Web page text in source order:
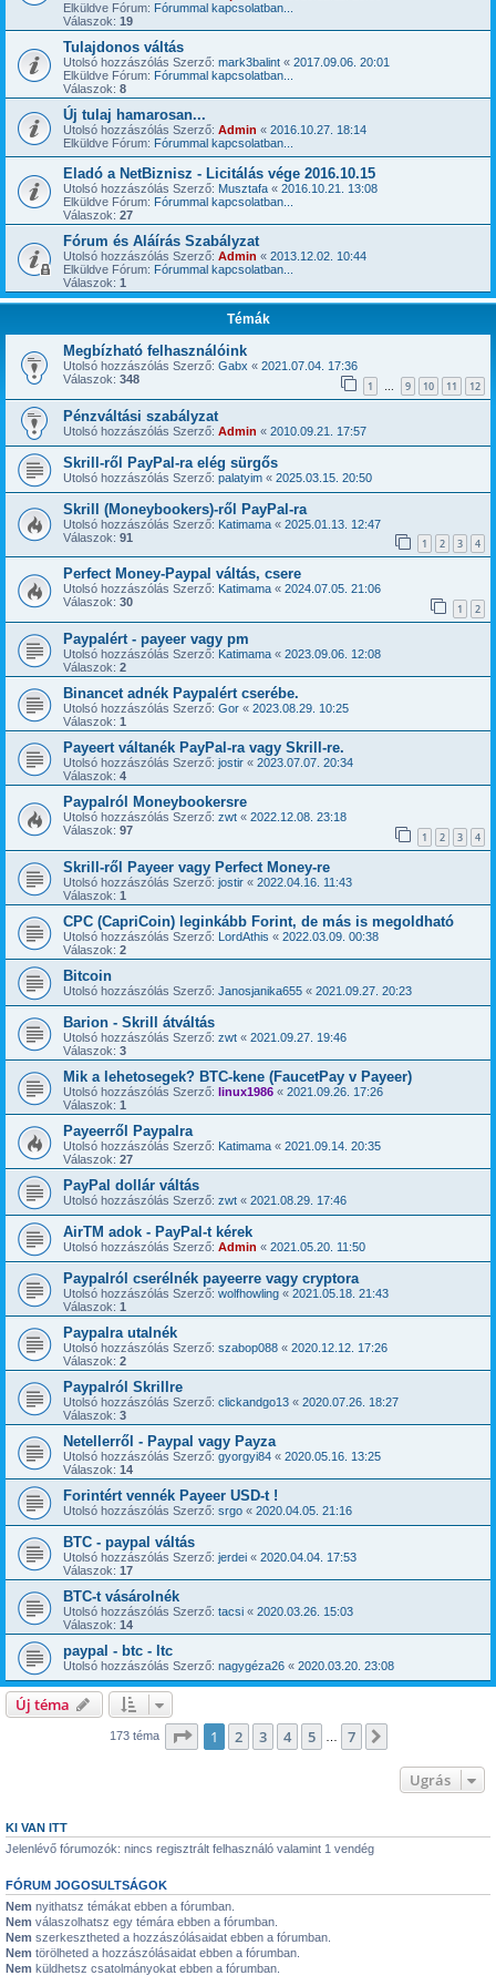
Elküldve Fórum: Fórummal kapcsolatban...
Válaszok: 19
Tulajdonos váltás
Utolsó hozzászólás Szerző: mark3balint « 2017.09.06. 20:01
Elküldve Fórum: Fórummal kapcsolatban...
Válaszok: 8
Új tulaj hamarosan...
Utolsó hozzászólás Szerző: Admin « 2016.10.27. 18:14
Elküldve Fórum: Fórummal kapcsolatban...
Eladó a NetBiznisz - Licitálás vége 2016.10.15
Utolsó hozzászólás Szerző: Musztafa « 2016.10.21. 13:08
Elküldve Fórum: Fórummal kapcsolatban...
Válaszok: 27
Fórum és Aláírás Szabályzat
Utolsó hozzászólás Szerző: Admin « 2013.12.02. 10:44
Elküldve Fórum: Fórummal kapcsolatban...
Válaszok: 1
Témák
Megbízható felhasználóink
Utolsó hozzászólás Szerző: Gabx « 2021.07.04. 17:36
Válaszok: 348 1 … 9 10 11 12
Pénzváltási szabályzat
Utolsó hozzászólás Szerző: Admin « 2010.09.21. 17:57
Skrill-ről PayPal-ra elég sürgős
Utolsó hozzászólás Szerző: palatyim « 2025.03.15. 20:50
Skrill (Moneybookers)-ről PayPal-ra
Utolsó hozzászólás Szerző: Katimama « 2025.01.13. 12:47
Válaszok: 91 1 2 3 4
Perfect Money-Paypal váltás, csere
Utolsó hozzászólás Szerző: Katimama « 2024.07.05. 21:06
Válaszok: 30 1 2
Paypalért - payeer vagy pm
Utolsó hozzászólás Szerző: Katimama « 2023.09.06. 12:08
Válaszok: 2
Binancet adnék Paypalért cserébe.
Utolsó hozzászólás Szerző: Gor « 2023.08.29. 10:25
Válaszok: 1
Payeert váltanék PayPal-ra vagy Skrill-re.
Utolsó hozzászólás Szerző: jostir « 2023.07.07. 20:34
Válaszok: 4
Paypalról Moneybookersre
Utolsó hozzászólás Szerző: zwt « 2022.12.08. 23:18
Válaszok: 97 1 2 3 4
Skrill-ről Payeer vagy Perfect Money-re
Utolsó hozzászólás Szerző: jostir « 2022.04.16. 11:43
Válaszok: 1
CPC (CapriCoin) leginkább Forint, de más is megoldható
Utolsó hozzászólás Szerző: LordAthis « 2022.03.09. 00:38
Válaszok: 2
Bitcoin
Utolsó hozzászólás Szerző: Janosjanika655 « 2021.09.27. 20:23
Barion - Skrill átváltás
Utolsó hozzászólás Szerző: zwt « 2021.09.27. 19:46
Válaszok: 3
Mik a lehetosegek? BTC-kene (FaucetPay v Payeer)
Utolsó hozzászólás Szerző: linux1986 « 2021.09.26. 17:26
Válaszok: 1
Payeerről Paypalra
Utolsó hozzászólás Szerző: Katimama « 2021.09.14. 20:35
Válaszok: 27
PayPal dollár váltás
Utolsó hozzászólás Szerző: zwt « 2021.08.29. 17:46
AirTM adok - PayPal-t kérek
Utolsó hozzászólás Szerző: Admin « 2021.05.20. 11:50
Paypalról cserélnék payeerre vagy cryptora
Utolsó hozzászólás Szerző: wolfhowling « 2021.05.18. 21:43
Válaszok: 1
Paypalra utalnék
Utolsó hozzászólás Szerző: szabop088 « 2020.12.12. 17:26
Válaszok: 2
Paypalról Skrillre
Utolsó hozzászólás Szerző: clickandgo13 « 2020.07.26. 18:27
Válaszok: 3
Netellerről - Paypal vagy Payza
Utolsó hozzászólás Szerző: gyorgyi84 « 2020.05.16. 13:25
Válaszok: 14
Forintért vennék Payeer USD-t !
Utolsó hozzászólás Szerző: srgo « 2020.04.05. 21:16
BTC - paypal váltás
Utolsó hozzászólás Szerző: jerdei « 2020.04.04. 17:53
Válaszok: 17
BTC-t vásárolnék
Utolsó hozzászólás Szerző: tacsi « 2020.03.26. 15:03
Válaszok: 14
paypal - btc - ltc
Utolsó hozzászólás Szerző: nagygéza26 « 2020.03.20. 23:08
Új téma
173 téma Oldal:1 7
1 2 3 4 5 7
Ugrás
KI VAN ITT
Jelenlévő fórumozók: nincs regisztrált felhasználó valamint 1 vendég
FÓRUM JOGOSULTSÁGOK
Nem nyithatsz témákat ebben a fórumban.
Nem válaszolhatsz egy témára ebben a fórumban.
Nem szerkesztheted a hozzászólásaidat ebben a fórumban.
Nem törölheted a hozzászólásaidat ebben a fórumban.
Nem küldhetsz csatolmányokat ebben a fórumban.